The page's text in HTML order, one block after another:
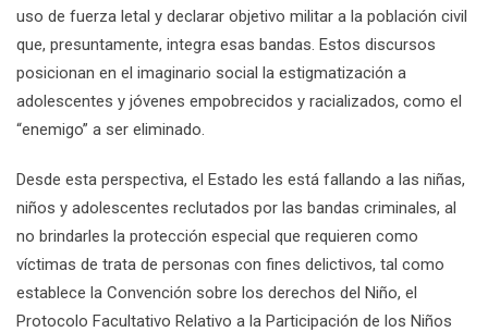
uso de fuerza letal y declarar objetivo militar a la población civil
que, presuntamente, integra esas bandas. Estos discursos
posicionan en el imaginario social la estigmatización a
adolescentes y jóvenes empobrecidos y racializados, como el
“enemigo” a ser eliminado.
Desde esta perspectiva, el Estado les está fallando a las niñas,
niños y adolescentes reclutados por las bandas criminales, al
no brindarles la protección especial que requieren como
víctimas de trata de personas con fines delictivos, tal como
establece la Convención sobre los derechos del Niño, el
Protocolo Facultativo Relativo a la Participación de los Niños